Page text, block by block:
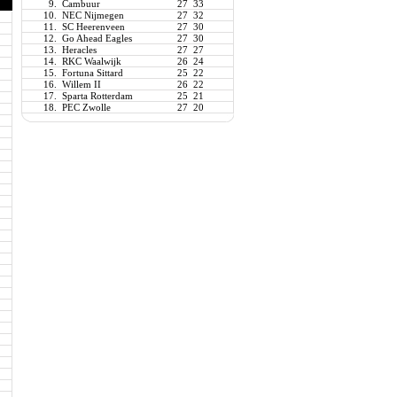
9.Cambuur 27 33
10.NEC Nijmegen 27 32
11.SC Heerenveen 27 30
12.Go Ahead Eagles 27 30
13.Heracles 27 27
14.RKC Waalwijk 26 24
15.Fortuna Sittard 25 22
16.Willem II 26 22
17.Sparta Rotterdam 25 21
18.PEC Zwolle 27 20